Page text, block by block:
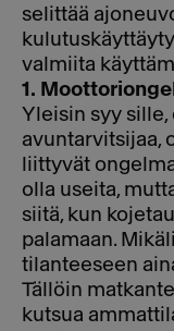
selittää
valmiita
1.
Yleisin syy sille,
avuntarvitsijaa,
liittyvät
olla useita,
siitä, kun
palamaan. Mikäli
tilanteeseen
Tällöin
kutsua